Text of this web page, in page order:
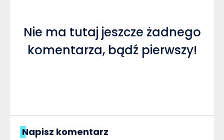
Nie ma tutaj jeszcze żadnego
komentarza, bądź pierwszy!
Napisz komentarz